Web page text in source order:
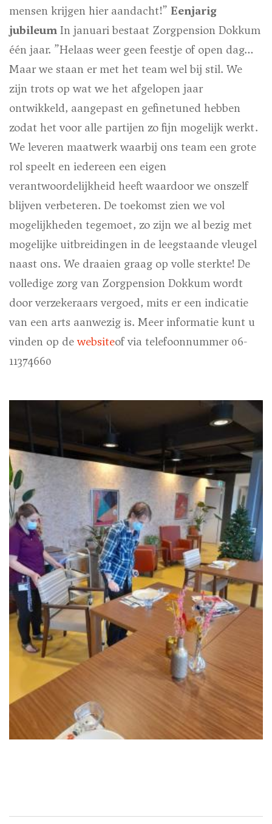
mensen krijgen hier aandacht!” Eenjarig
jubileum In januari bestaat Zorgpension Dokkum
één jaar. ”Helaas weer geen feestje of open dag…
Maar we staan er met het team wel bij stil. We
zijn trots op wat we het afgelopen jaar
ontwikkeld, aangepast en gefinetuned hebben
zodat het voor alle partijen zo fijn mogelijk werkt.
We leveren maatwerk waarbij ons team een grote
rol speelt en iedereen een eigen
verantwoordelijkheid heeft waardoor we onszelf
blijven verbeteren. De toekomst zien we vol
mogelijkheden tegemoet, zo zijn we al bezig met
mogelijke uitbreidingen in de leegstaande vleugel
naast ons. We draaien graag op volle sterkte! De
volledige zorg van Zorgpension Dokkum wordt
door verzekeraars vergoed, mits er een indicatie
van een arts aanwezig is. Meer informatie kunt u
vinden op dewebsiteof via telefoonnummer 06-
11374660